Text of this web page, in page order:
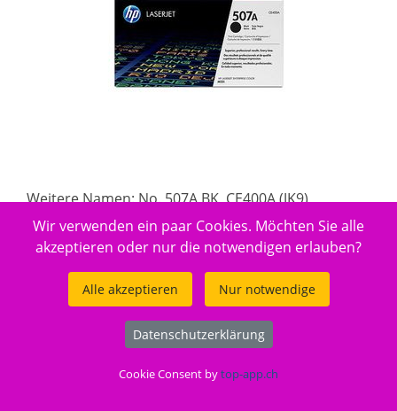
Weitere Namen: No. 507A BK, CE400A (JK9)
ca. 4 Tage Lieferfrist
Reicht für: 5500 Seiten.
Gut zu wissen
Wir verwenden ein paar Cookies. Möchten Sie alle
akzeptieren oder nur die notwendigen erlauben?
Alle akzeptieren Nur notwendige
Datenschutzerklärung
Cookie Consent bytop-app.ch